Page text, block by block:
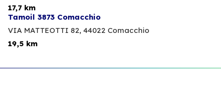
17,7 km
Tamoil 3873 Comacchio
VIA MATTEOTTI 82, 44022 Comacchio
19,5 km